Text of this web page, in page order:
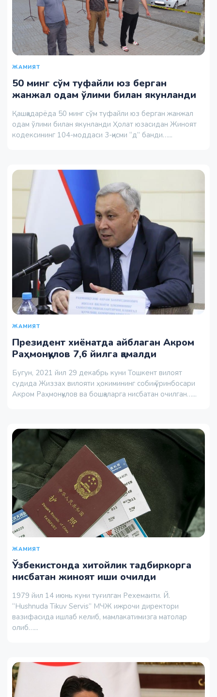
ЖАМИЯТ
50 минг сўм туфайли юз берган
жанжал одам ўлими билан якунланди
Қашқадарёда 50 минг сўм туфайли юз берган жанжал
одам ўлими билан якунланди Ҳолат юзасидан Жиноят
кодексининг 104-моддаси 3-қисми “д” банди…...
ЖАМИЯТ
Президент хиёнатда айблаган Акром
Раҳмонқулов 7,6 йилга қамалди
Бугун, 2021 йил 29 декабрь куни Тошкент вилоят
судида Жиззах вилояти ҳокимининг собиқ ўринбосари
Акром Раҳмонқулов ва бошқаларга нисбатан очилган…...
ЖАМИЯТ
Ўзбекистонда хитойлик тадбиркорга
нисбатан жиноят иши очилди
1979 йил 14 июнь куни туғилган Рехемаити. Й.
“Hushnuda Tikuv Servis” МЧЖ ижрочи директори
вазифасида ишлаб келиб, мамлакатимизга матолар
олиб…...